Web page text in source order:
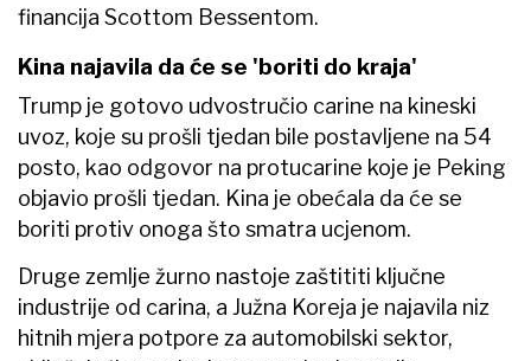
financija Scottom Bessentom.
Kina najavila da će se 'boriti do kraja'
Trump je gotovo udvostručio carine na kineski
uvoz, koje su prošli tjedan bile postavljene na 54
posto, kao odgovor na protucarine koje je Peking
objavio prošli tjedan. Kina je obećala da će se
boriti protiv onoga što smatra ucjenom.
Druge zemlje žurno nastoje zaštititi ključne
industrije od carina, a Južna Koreja je najavila niz
hitnih mjera potpore za automobilski sektor,